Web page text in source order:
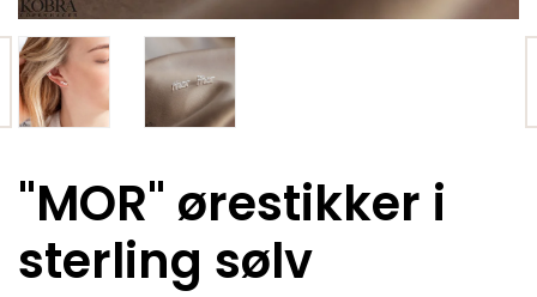
"Frida" enkel sølv ring med lille hvid zirkonia
249,00 kr.
"MOR" ørestikker i
sterling sølv